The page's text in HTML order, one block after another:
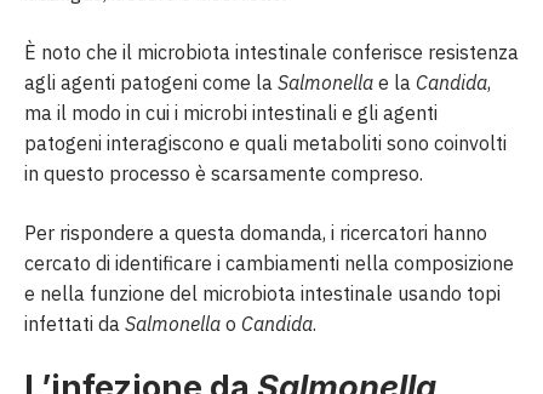
È noto che il microbiota intestinale conferisce resistenza
agli agenti patogeni come la Salmonella e la Candida,
ma il modo in cui i microbi intestinali e gli agenti
patogeni interagiscono e quali metaboliti sono coinvolti
in questo processo è scarsamente compreso.
Per rispondere a questa domanda, i ricercatori hanno
cercato di identificare i cambiamenti nella composizione
e nella funzione del microbiota intestinale usando topi
infettati da Salmonella o Candida.